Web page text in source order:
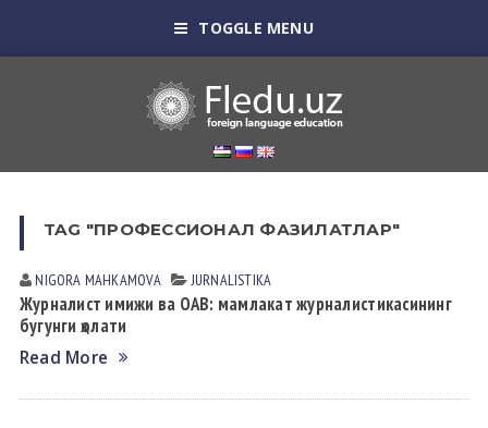
TOGGLE MENU
TAG "ПРОФЕССИОНАЛ ФАЗИЛАТЛАР"
NIGORA MАHKАMOVА JURNALISTIKA
Журналист имижи ва ОАВ: мамлакат журналистикасининг
бугунги ҳолати
Read More